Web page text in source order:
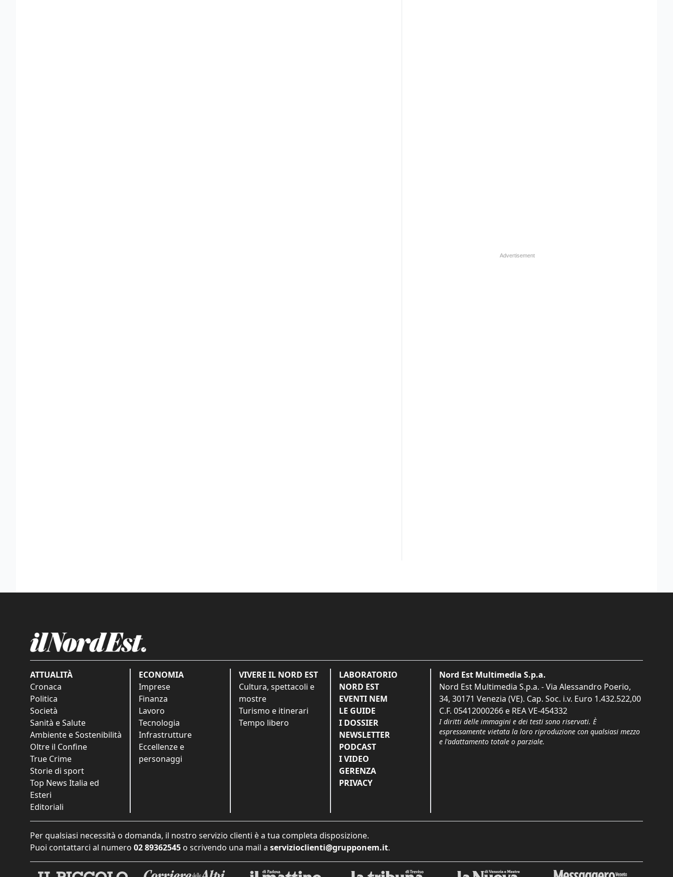
ATTUALITÀ
Cronaca
Politica
Società
Sanità e Salute
Ambiente e Sostenibilità
Oltre il Confine
True Crime
Storie di sport
Top News Italia ed
Esteri
Editoriali
ECONOMIA
Imprese
Finanza
Lavoro
Tecnologia
Infrastrutture
Eccellenze e
personaggi
VIVERE IL NORD EST
Cultura, spettacoli e
mostre
Turismo e itinerari
Tempo libero
LABORATORIO
NORD EST
EVENTI NEM
LE GUIDE
I DOSSIER
NEWSLETTER
PODCAST
I VIDEO
GERENZA
PRIVACY
Nord Est Multimedia S.p.a.
Nord Est Multimedia S.p.a. - Via Alessandro Poerio,
34, 30171 Venezia (VE). Cap. Soc. i.v. Euro 1.432.522,00
C.F. 05412000266 e REA VE-454332
I diritti delle immagini e dei testi sono riservati. È
espressamente vietata la loro riproduzione con qualsiasi mezzo
e l'adattamento totale o parziale.
Per qualsiasi necessità o domanda, il nostro servizio clienti è a tua completa disposizione.
Puoi contattarci al numero 02 89362545 o scrivendo una mail a servizioclienti@grupponem.it.